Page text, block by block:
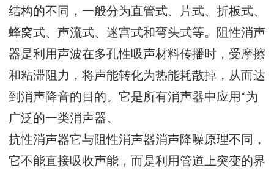
结构的不同，一般分为直管式、片式、折板式、
蜂窝式、声流式、迷宫式和弯头式等。阻性消声
器是利用声波在多孔性吸声材料传播时，受摩擦
和粘滞阻力，将声能转化为热能耗散掉，从而达
到消声降音的目的。它是所有消声器中应用*为
广泛的一类消声器。
抗性消声器它与阻性消声器消声降噪原理不同，
它不能直接吸收声能，而是利用管道上突变的界